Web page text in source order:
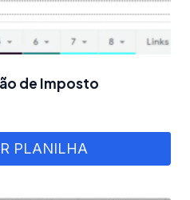
de Imposto
PLANILHA